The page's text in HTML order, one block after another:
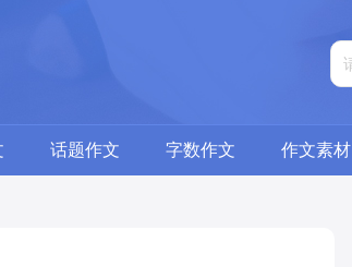
话题作文 字数作文 作文素材